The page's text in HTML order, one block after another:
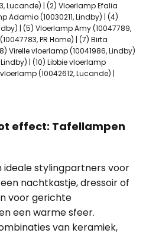
Lucande) | (2) Vloerlamp Efalia
Adamio (10030211, Lindby) | (4)
| (5) Vloerlamp Amy (10047789,
PR Home) | (7) Birta
Virelle vloerlamp (10041986, Lindby)
| (10) Libbie vloerlamp
(10042612, Lucande) |
effect: Tafellampen
stylingpartners voor
nachtkastje, dressoir of
voor gerichte
een warme sfeer.
van keramiek,